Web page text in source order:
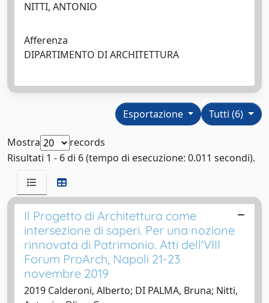
NITTI, ANTONIO
Afferenza
DIPARTIMENTO DI ARCHITETTURA
Tutti (6)
Esportazione
Mostra
records
Risultati 1 - 6 di 6 (tempo di esecuzione: 0.011 secondi).
Il Progetto di Architettura come
intersezione di saperi. Per una nozione
rinnovata di Patrimonio. Atti dell'VIII
Forum ProArch, Napoli 21-23
novembre 2019
2019 Calderoni, Alberto; DI PALMA, Bruna; Nitti,